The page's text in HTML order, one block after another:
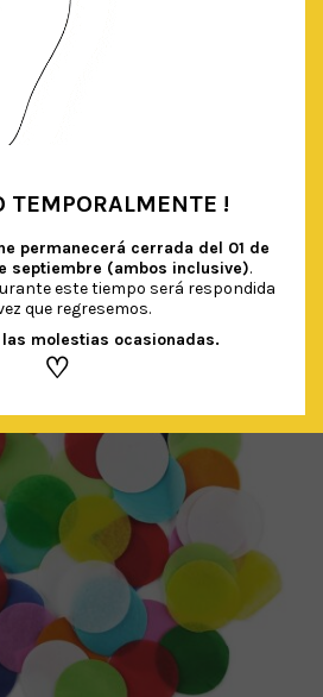
MINI (NEGRO)
3.90
TEMPORALMENTE !
permanecerá cerrada del 01 de
septiembre (ambos inclusive).
este tiempo será respondida
que regresemos.
molestias ocasionadas.
♡